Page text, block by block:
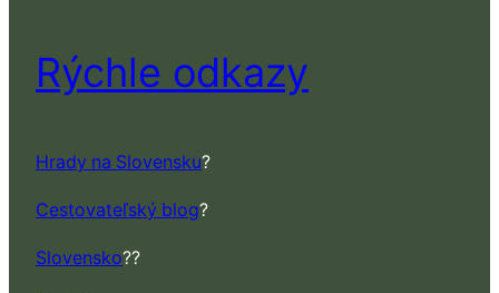
Rýchle odkazy
Hrady na Slovensku?
Cestovateľský blog?
Slovensko??